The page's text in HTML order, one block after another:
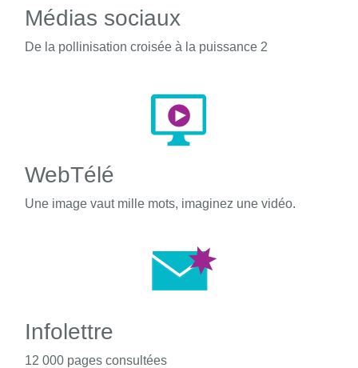
Médias sociaux
De la pollinisation croisée à la puissance 2
WebTélé
Une image vaut mille mots, imaginez une vidéo.
Infolettre
12 000 pages consultées